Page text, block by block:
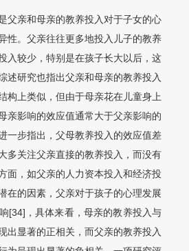
父亲和母亲的教养投入对于子女的心
性。父亲往往更多地投入儿子的教养
入较少，特别是在孩子长大以后，这
述研究也指出父亲和母亲的教养投入
构上类似，但由于母亲花在儿童身上
亲影响的效应值通常大于父亲影响的
一步指出，父母教养投入的效应值差
多关注父亲直接的教养投入，而没有
面，如父亲的人力资本投入和经济投
在的因素，父亲对于孩子的心理发展
[34]，具体来看，母亲的教养投入与
出显著的正相关，而父亲的教养投入